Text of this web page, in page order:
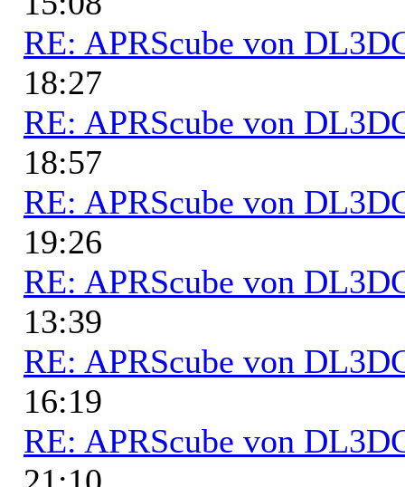
RE: APRScube von
18:27
RE: APRScube von
18:57
RE: APRScube von
19:26
RE: APRScube von
13:39
RE: APRScube von
16:19
RE: APRScube von